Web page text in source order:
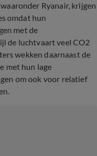
Ryanair, krijgen
omdat hun
met de
de luchtvaart veel CO2
wekken daarnaast de
met hun lage
om ook voor relatief